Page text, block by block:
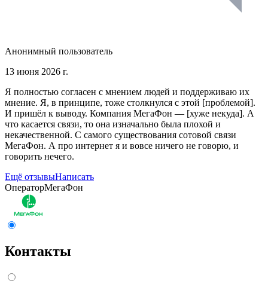
Анонимный пользователь
13 июня 2026 г.
Я полностью согласен с мнением людей и поддерживаю их
мнение. Я, в принципе, тоже столкнулся с этой [проблемой].
И пришёл к выводу. Компания МегаФон — [хуже некуда]. А
что касается связи, то она изначально была плохой и
некачественной. С самого существования сотовой связи
МегаФон. А про интернет я и вовсе ничего не говорю, и
говорить нечего.
Ещё отзывыНаписать
ОператорМегаФон
Контакты